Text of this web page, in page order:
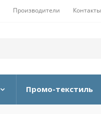
Производители Контакты
Промо-текстиль